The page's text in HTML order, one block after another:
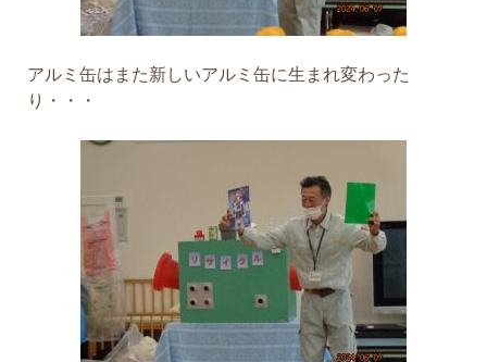
アルミ缶はまた新しいアルミ缶に生まれ変わった
り・・・